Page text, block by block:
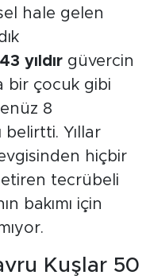
hale gelen
43 yıldırgüvercin
bir çocuk gibi
8
belirtti. Yıllar
hiçbir
tecrübeli
bakımı için
Kuşlar 50